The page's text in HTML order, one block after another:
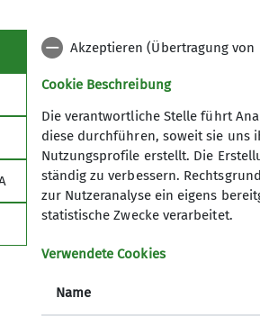
Akzeptieren (Übertragung
Cookie Beschreibung
Die verantwortliche Stelle führt
diese durchführen, soweit sie uns
Nutzungsprofile erstellt. Die
ständig zu verbessern.
zur Nutzeranalyse ein eigens
statistische Zwecke verarbeitet.
Verwendete Cookies
Name